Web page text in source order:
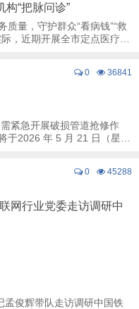
构“把脉问诊”
量，守护群众“看病钱”“救
，近期开展全市定点医疗机
0 36841
于2026 年 5 月 21 日（星期
0 45288
网行业党委走访调研中
孟俊辉带队走访调研中国铁